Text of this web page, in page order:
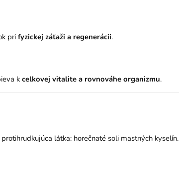
pri fyzickej záťaži a regenerácii.
k celkovej vitalite a rovnováhe organizmu.
látka: horečnaté soli mastných kyselín.